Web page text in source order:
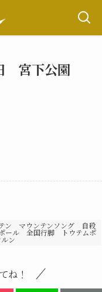
宮下公園
ン マウンテンソング 自殺
ール 全国行脚 トウテムポ
ン
ね！